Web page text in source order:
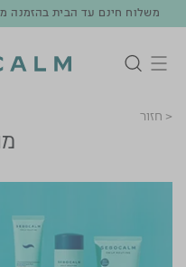
משלוח חינם עד הבית בהזמנה מ-170 ש"ח | אספקה תוך 3-5 ימי
< חזור